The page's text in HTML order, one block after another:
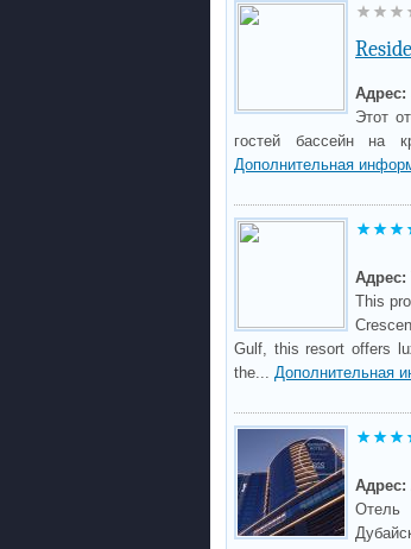
Адрес:
Этот
гостей бассейн на
Дополнительная
Адрес:
This
Gulf, this resort offers
the... Дополнительная
Адрес:
Отель